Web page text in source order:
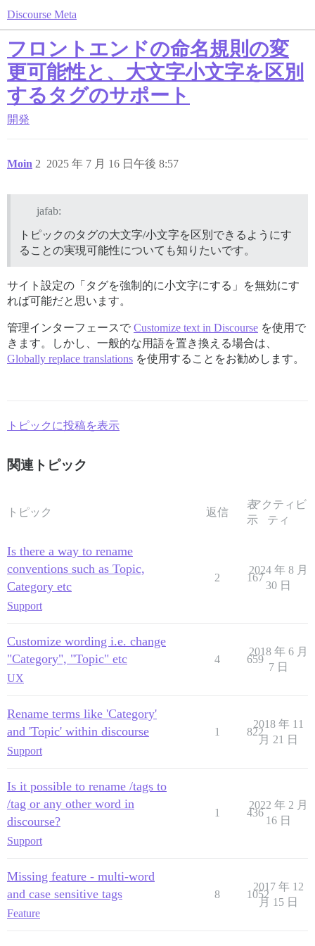
Discourse Meta
フロントエンドの命名規則の変
更可能性と、大文字小文字を区別
するタグのサポート
開発
Moin 2025 年 7 月 16 日午後 8:57
2
jafab:
トピックのタグの大文字/小文字を区別できるようにす
ることの実現可能性についても知りたいです。
サイト設定の「タグを強制的に小文字にする」を無効にす
れば可能だと思います。
管理インターフェースで Customize text in Discourse を使用で
きます。しかし、一般的な用語を置き換える場合は、
Globally replace translations を使用することをお勧めします。
トピックに投稿を表示
関連トピック
トピック 返信
表
示
アクティビ
ティ
Is there a way to rename
conventions such as Topic,
Category etc
Support
2 167
2024 年 8 月
30 日
Customize wording i.e. change
"Category", "Topic" etc
UX
4 659
2018 年 6 月
7 日
Rename terms like 'Category'
and 'Topic' within discourse
Support
1 822
2018 年 11
月 21 日
Is it possible to rename /tags to
/tag or any other word in
discourse?
Support
1 436
2022 年 2 月
16 日
Missing feature - multi-word
and case sensitive tags
Feature
8 1052
2017 年 12
月 15 日